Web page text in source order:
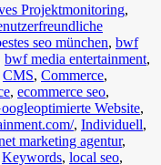
Projektmonitoring,
seo münchen, bwf
bwf media entertainment,
CMS, Commerce,
, ecommerce seo,
Website,
, Individuell,
marketing agentur,
Keywords, local seo,